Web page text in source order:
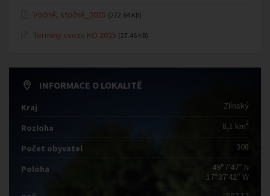
Vodné, stočné_2025 (272.84 KB)
Termíny svozu KO 2025 (27.46 KB)
INFORMACE O LOKALITĚ
Kraj Zlínský
Rozloha 8,1 km2
Počet obyvatel 308
Poloha
49°7′47″ N
17°37′42″ W